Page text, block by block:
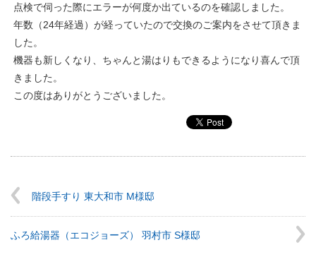
点検で伺った際にエラーが何度か出ているのを確認しました。
年数（24年経過）が経っていたので交換のご案内をさせて頂きま
した。
機器も新しくなり、ちゃんと湯はりもできるようになり喜んで頂
きました。
この度はありがとうございました。
階段手すり 東大和市 M様邸
ふろ給湯器（エコジョーズ） 羽村市 S様邸